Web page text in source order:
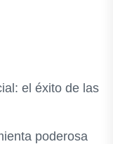
el éxito de las
poderosa